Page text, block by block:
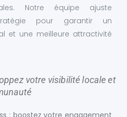
Notre équipe ajuste
pour garantir un
et une meilleure attractivité
votre visibilité locale et
: boostez votre engagement